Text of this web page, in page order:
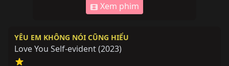
Xem phim
YÊU EM KHÔNG NÓI CŨNG HIỂU
Love You Self-evident(2023)